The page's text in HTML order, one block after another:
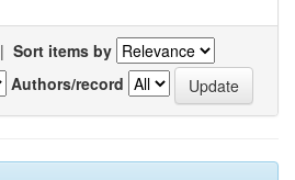
| Sort items by
Authors/record